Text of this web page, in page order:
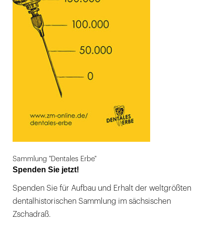
Sammlung "Dentales Erbe"
Spenden Sie jetzt!
Spenden Sie für Aufbau und Erhalt der weltgrößten
dentalhistorischen Sammlung im sächsischen
Zschadraß.